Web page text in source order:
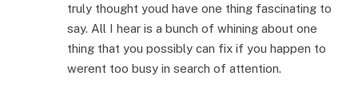
truly thought youd have one thing fascinating to
say. All I hear is a bunch of whining about one
thing that you possibly can fix if you happen to
werent too busy in search of attention.